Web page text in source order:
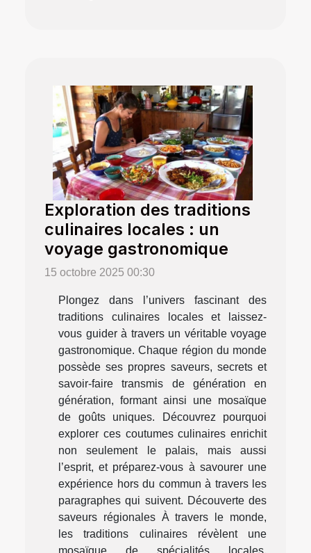
Exploration des traditions
culinaires locales : un
voyage gastronomique
15 octobre 2025 00:30
Plongez dans l’univers fascinant des
traditions culinaires locales et laissez-
vous guider à travers un véritable voyage
gastronomique. Chaque région du monde
possède ses propres saveurs, secrets et
savoir-faire transmis de génération en
génération, formant ainsi une mosaïque
de goûts uniques. Découvrez pourquoi
explorer ces coutumes culinaires enrichit
non seulement le palais, mais aussi
l’esprit, et préparez-vous à savourer une
expérience hors du commun à travers les
paragraphes qui suivent. Découverte des
saveurs régionales À travers le monde,
les traditions culinaires révèlent une
mosaïque de spécialités locales,